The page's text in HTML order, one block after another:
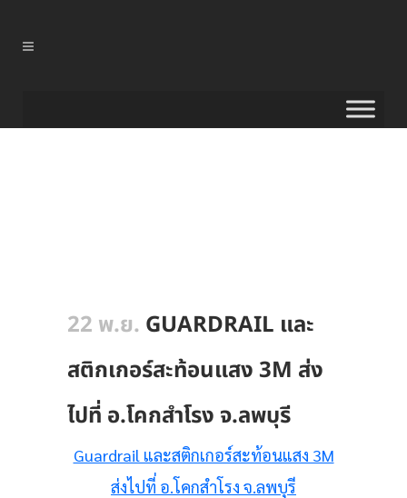
22 พ.ย. GUARDRAIL และ
สติกเกอร์สะท้อนแสง 3M ส่ง
ไปที่ อ.โคกสำโรง จ.ลพบุรี
Guardrail และสติกเกอร์สะท้อนแสง 3M
ส่งไปที่ อ.โคกสำโรง จ.ลพบุรี